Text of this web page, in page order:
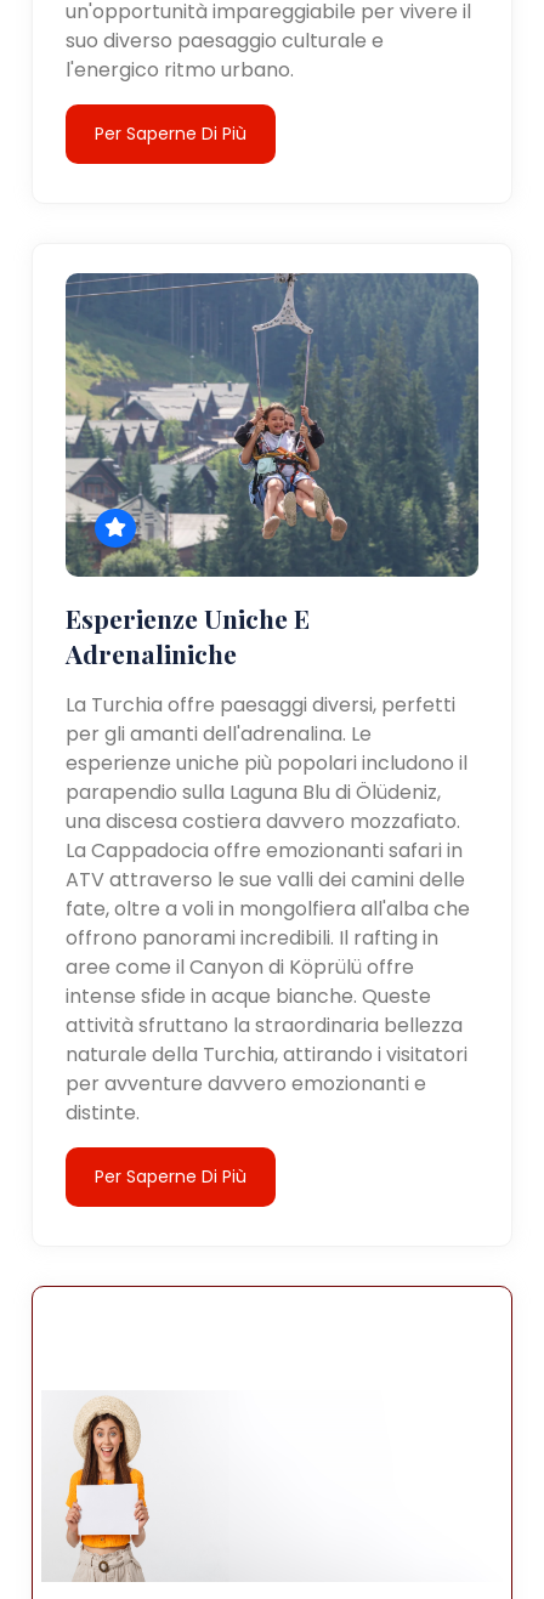
un'opportunità impareggiabile per vivere il
suo diverso paesaggio culturale e
l'energico ritmo urbano.
Per Saperne Di Più
Esperienze Uniche E
Adrenaliniche
La Turchia offre paesaggi diversi, perfetti
per gli amanti dell'adrenalina. Le
esperienze uniche più popolari includono il
parapendio sulla Laguna Blu di Ölüdeniz,
una discesa costiera davvero mozzafiato.
La Cappadocia offre emozionanti safari in
ATV attraverso le sue valli dei camini delle
fate, oltre a voli in mongolfiera all'alba che
offrono panorami incredibili. Il rafting in
aree come il Canyon di Köprülü offre
intense sfide in acque bianche. Queste
attività sfruttano la straordinaria bellezza
naturale della Turchia, attirando i visitatori
per avventure davvero emozionanti e
distinte.
Per Saperne Di Più